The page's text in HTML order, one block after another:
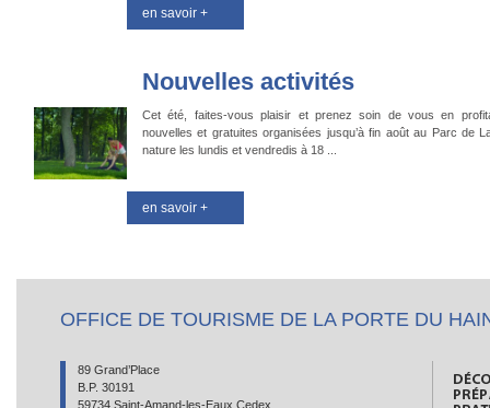
en savoir +
Nouvelles activités
Cet été, faites-vous plaisir et prenez soin de vous en
nouvelles et gratuites organisées jusqu’à fin août au Parc de
nature les lundis et vendredis à 18 ...
en savoir +
OFFICE DE TOURISME DE LA PORTE DU
89 Grand’Place
B.P. 30191
59734 Saint-Amand-les-Eaux Cedex